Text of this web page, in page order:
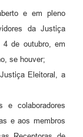
e em pleno
da Justiça
4 de outubro, em
se houver;
Eleitoral, a
e colaboradores
e aos membros